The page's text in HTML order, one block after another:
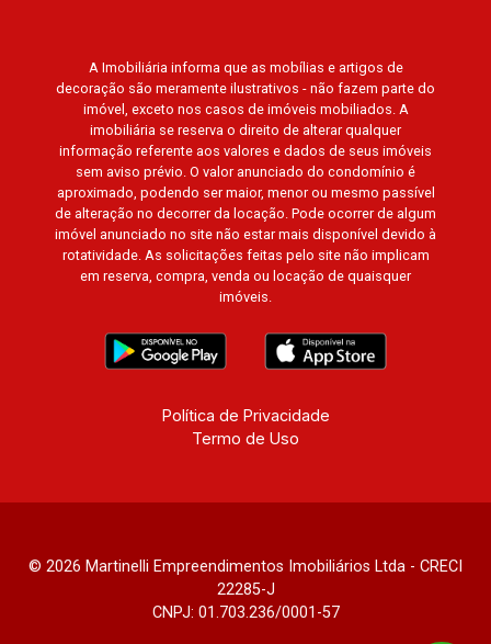
A Imobiliária informa que as mobílias e artigos de
decoração são meramente ilustrativos - não fazem parte do
imóvel, exceto nos casos de imóveis mobiliados. A
imobiliária se reserva o direito de alterar qualquer
informação referente aos valores e dados de seus imóveis
sem aviso prévio. O valor anunciado do condomínio é
aproximado, podendo ser maior, menor ou mesmo passível
de alteração no decorrer da locação. Pode ocorrer de algum
imóvel anunciado no site não estar mais disponível devido à
rotatividade. As solicitações feitas pelo site não implicam
em reserva, compra, venda ou locação de quaisquer
imóveis.
Política de Privacidade
Termo de Uso
© 2026 Martinelli Empreendimentos Imobiliários Ltda - CRECI
22285-J
CNPJ: 01.703.236/0001-57